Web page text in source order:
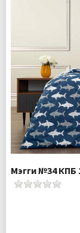
Мэгги №34 КПБ